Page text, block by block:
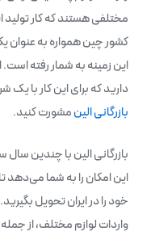
مختلفی هستند که کار تولید
کشور چین همواره به عنوان
این زمینه به شمار رفته است.
دارید که برای این کار با یک
بازرگانی الینمشورت کنید.
بازرگانی الین با چندین سال
این امکان را به شما می‌دهد
خود را در ایران تحویل
واردات لوازم مختلف، از